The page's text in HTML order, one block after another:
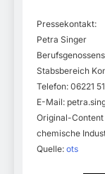
Pressekontakt:
Petra Singer
Stabsbereich
Telefon: 06221
E-Mail:
Original-Content
chemische
Quelle: ots